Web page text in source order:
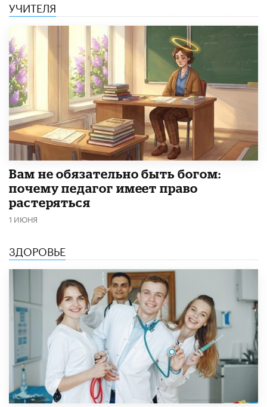
УЧИТЕЛЯ
​Вам не обязательно быть богом:
почему педагог имеет право
растеряться
1 ИЮНЯ
ЗДОРОВЬЕ